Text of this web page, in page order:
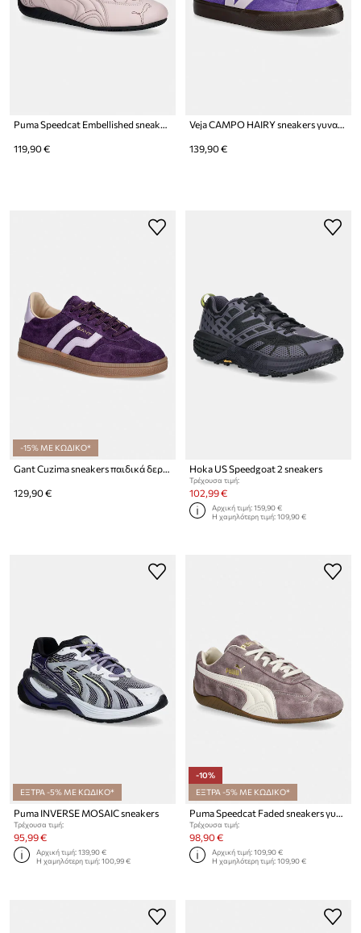
119,90 € 139,90 €
-15% ΜΕ ΚΩΔΙΚΟ*
Gant Cuzima sneakers παιδικά δερμάτινα
129,90 €
Hoka US Speedgoat 2 sneakers
Τρέχουσα τιμή:
102,99 €
Αρχική τιμή:159,90 €
Η χαμηλότερη τιμή:109,90 €
ΕΞΤΡΑ -5% ΜΕ ΚΩΔΙΚΟ*
Puma INVERSE MOSAIC sneakers
Τρέχουσα τιμή:
95,99 €
Αρχική τιμή:139,90 €
Η χαμηλότερη τιμή:100,99 €
-10%
ΕΞΤΡΑ -5% ΜΕ ΚΩΔΙΚΟ*
Puma Speedcat Faded sneakers γυναικεία
Τρέχουσα τιμή:
98,90 €
Αρχική τιμή:109,90 €
Η χαμηλότερη τιμή:109,90 €